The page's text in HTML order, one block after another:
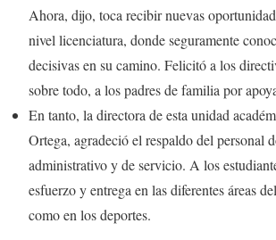
Ahora, dijo, toca recibir nuevas
nivel licenciatura, donde seguramente
decisivas en su camino. Felicitó a los
sobre todo, a los padres de familia por
En tanto, la directora de esta unidad
Ortega, agradeció el respaldo del personal
administrativo y de servicio. A los
esfuerzo y entrega en las diferentes áreas
como en los deportes.